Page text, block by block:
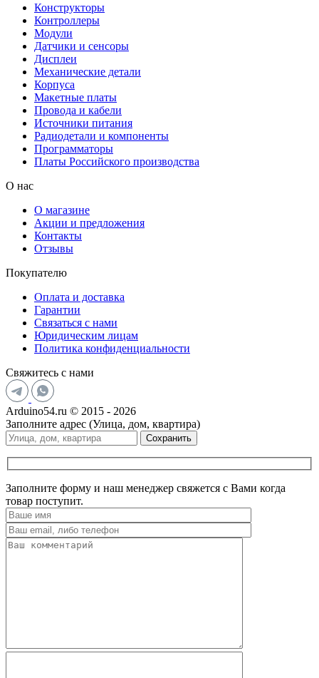
Конструкторы
Контроллеры
Модули
Датчики и сенсоры
Дисплеи
Механические детали
Корпуса
Макетные платы
Провода и кабели
Источники питания
Радиодетали и компоненты
Программаторы
Платы Российского производства
О нас
О магазине
Акции и предложения
Контакты
Отзывы
Покупателю
Оплата и доставка
Гарантии
Связаться с нами
Юридическим лицам
Политика конфиденциальности
Свяжитесь с нами
Arduino54.ru © 2015 - 2026
Заполните адрес (Улица, дом, квартира)
Сохранить
Заполните форму и наш менеджер свяжется с Вами когда
товар поступит.